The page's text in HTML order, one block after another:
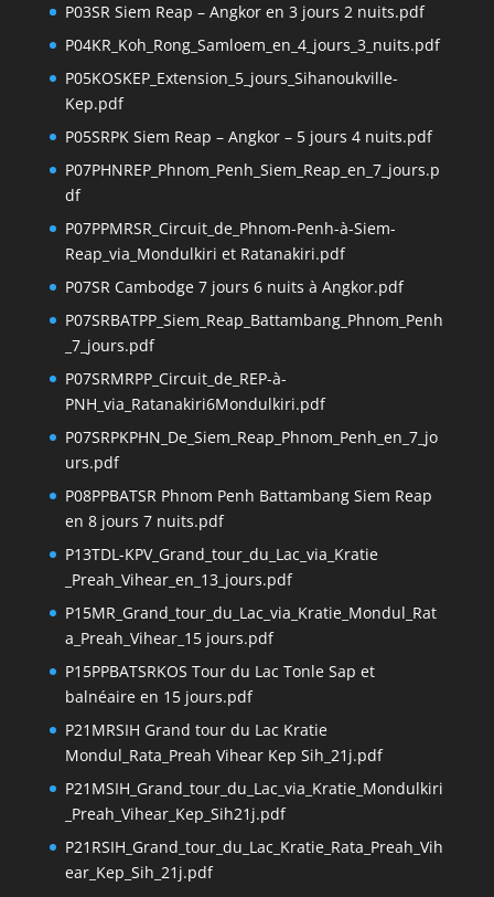
P03SR Siem Reap – Angkor en 3 jours 2 nuits.pdf
P04KR_Koh_Rong_Samloem_en_4_jours_3_nuits.pdf
P05KOSKEP_Extension_5_jours_Sihanoukville-
Kep.pdf
P05SRPK Siem Reap – Angkor – 5 jours 4 nuits.pdf
P07PHNREP_Phnom_Penh_Siem_Reap_en_7_jours.p
df
P07PPMRSR_Circuit_de_Phnom-Penh-à-Siem-
Reap_via_Mondulkiri et Ratanakiri.pdf
P07SR Cambodge 7 jours 6 nuits à Angkor.pdf
P07SRBATPP_Siem_Reap_Battambang_Phnom_Penh
_7_jours.pdf
P07SRMRPP_Circuit_de_REP-à-
PNH_via_Ratanakiri6Mondulkiri.pdf
P07SRPKPHN_De_Siem_Reap_Phnom_Penh_en_7_jo
urs.pdf
P08PPBATSR Phnom Penh Battambang Siem Reap
en 8 jours 7 nuits.pdf
P13TDL-KPV_Grand_tour_du_Lac_via_Kratie
_Preah_Vihear_en_13_jours.pdf
P15MR_Grand_tour_du_Lac_via_Kratie_Mondul_Rat
a_Preah_Vihear_15 jours.pdf
P15PPBATSRKOS Tour du Lac Tonle Sap et
balnéaire en 15 jours.pdf
P21MRSIH Grand tour du Lac Kratie
Mondul_Rata_Preah Vihear Kep Sih_21j.pdf
P21MSIH_Grand_tour_du_Lac_via_Kratie_Mondulkiri
_Preah_Vihear_Kep_Sih21j.pdf
P21RSIH_Grand_tour_du_Lac_Kratie_Rata_Preah_Vih
ear_Kep_Sih_21j.pdf